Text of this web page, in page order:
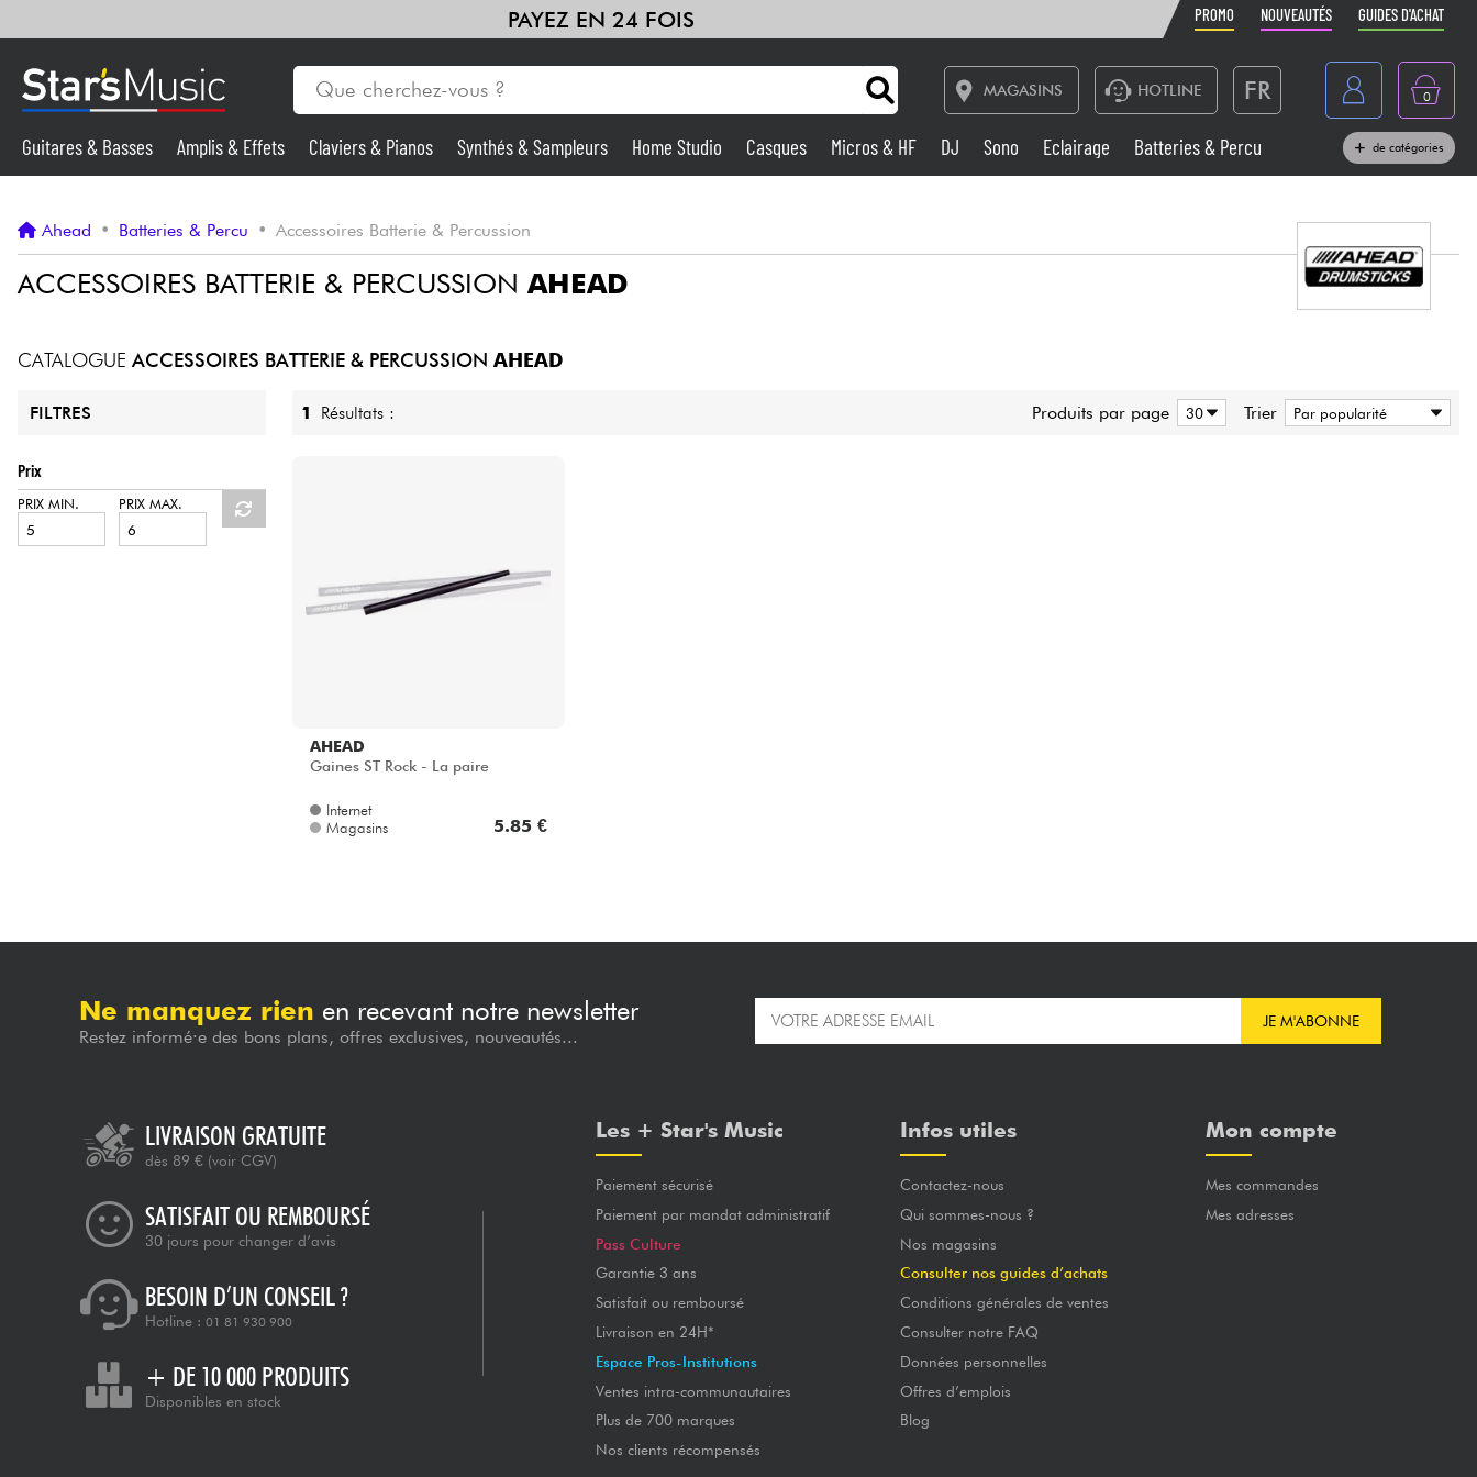
PAYEZ EN 24 FOIS PROMO NOUVEAUTÉS GUIDES D'ACHAT
MAGASINS HOTLINE FR
Belgique
België
0
Synthés & Sampleurs Home Studio Casques
HiFi
Guitares & Basses Amplis & Effets Claviers & Pianos Synthés & Sampleurs Home Studio Casques Micros & HF DJ Sono Eclairage
Batteries & Percu
de catégories
Ahead • Batteries & Percu • Accessoires Batterie & Percussion
ACCESSOIRES BATTERIE & PERCUSSION AHEAD
CATALOGUE ACCESSOIRES BATTERIE & PERCUSSION AHEAD
FILTRES
Prix
PRIX MIN. PRIX MAX.
1 Résultats : Produits par page Trier
AHEAD
Gaines ST Rock - La paire
Internet
Magasins
5.85 €
Ne manquez rien en recevant notre newsletter
Restez informé·e des bons plans, offres exclusives, nouveautés...
JE M'ABONNE
LIVRAISON GRATUITE
dès 89 € (voir CGV)
SATISFAIT OU REMBOURSÉ
30 jours pour changer d’avis
BESOIN D’UN CONSEIL ?
Hotline : 01 81 930 900
+ DE 10 000 PRODUITS
Disponibles en stock
Les + Star's Music
Paiement sécurisé
Paiement par mandat administratif
Pass Culture
Garantie 3 ans
Satisfait ou remboursé
Livraison en 24H*
Espace Pros-Institutions
Ventes intra-communautaires
Plus de 700 marques
Nos clients récompensés
Infos utiles
Contactez-nous
Qui sommes-nous ?
Nos magasins
Consulter nos guides d’achats
Conditions générales de ventes
Consulter notre FAQ
Données personnelles
Offres d’emplois
Blog
Mon compte
Mes commandes
Mes adresses